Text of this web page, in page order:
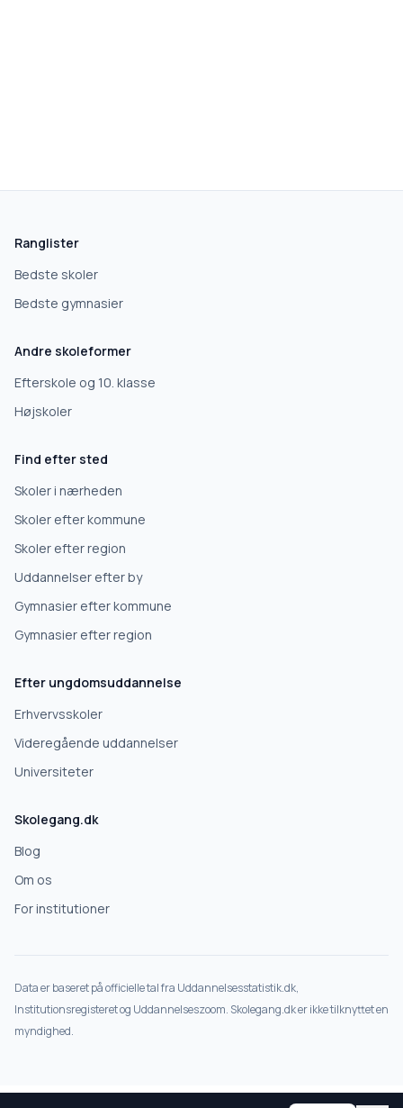
Ranglister
Bedste skoler
Bedste gymnasier
Andre skoleformer
Efterskole og 10. klasse
Højskoler
Find efter sted
Skoler i nærheden
Skoler efter kommune
Skoler efter region
Uddannelser efter by
Gymnasier efter kommune
Gymnasier efter region
Efter ungdomsuddannelse
Erhvervsskoler
Videregående uddannelser
Universiteter
Skolegang.dk
Blog
Om os
For institutioner
Data er baseret på officielle tal fra Uddannelsesstatistik.dk,
Institutionsregisteret og Uddannelseszoom. Skolegang.dk er ikke tilknyttet en
myndighed.